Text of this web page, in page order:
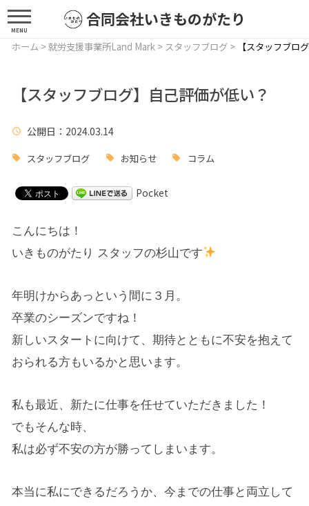
合同会社いきものがたり
MENU
ホーム >就労支援事業所Land Mark > スタッフブログ> 【スタッフブロ
【スタッフブログ】自己評価が低い？
公開日 ：2024.03.14
スタッフブログ お知らせ コラム
Pocket
こんにちは！
いきものがたり スタッフの杉山です
年明けからあっという間に３月。
卒業のシーズンですね！
新しいスタートに向けて、期待とともに不安を抱えて
おられる方もいるかと思います。
私も最近、新たに仕事を任せていただきました！
でもそんな時、
私は必ず不安の方が勝ってしまいます。
本当に私にできるだろうか、今までの仕事と両立して